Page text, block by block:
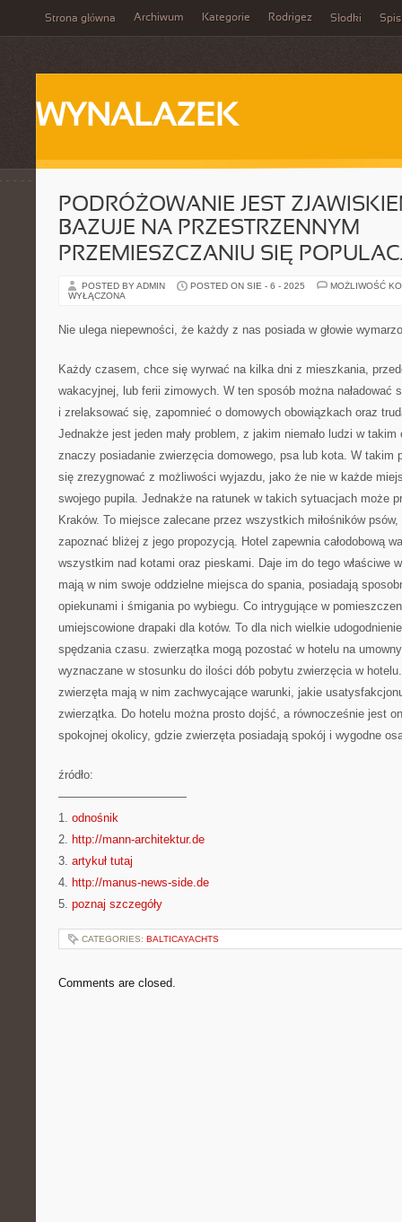
Strona główna Archiwum Kategorie Rodrigez Słodki Spis
WYNALAZEK
PODRÓŻOWANIE JEST
BAZUJE NA PRZESTRZENNYM
PRZEMIESZCZANIU SIĘ
POSTED BY ADMIN POSTED ON SIE - 6 - 2025
MOŻLIWOŚĆ
WYŁĄCZONA
Nie ulega niepewności, że każdy z nas posiada w głowie
Każdy czasem, chce się wyrwać na kilka dni z mieszkania,
wakacyjnej, lub ferii zimowych. W ten sposób można naładować
i zrelaksować się, zapomnieć o domowych obowiązkach oraz
Jednakże jest jeden mały problem, z jakim niemało ludzi w
znaczy posiadanie zwierzęcia domowego, psa lub kota. W takim
się zrezygnować z możliwości wyjazdu, jako że nie w każde
swojego pupila. Jednakże na ratunek w takich sytuacjach może
Kraków. To miejsce zalecane przez wszystkich miłośników
zapoznać bliżej z jego propozycją. Hotel zapewnia całodobową
wszystkim nad kotami oraz pieskami. Daje im do tego właściwe
mają w nim swoje oddzielne miejsca do spania, posiadają
opiekunami i śmigania po wybiegu. Co intrygujące w
umiejscowione drapaki dla kotów. To dla nich wielkie
spędzania czasu. zwierzątka mogą pozostać w hotelu na
wyznaczane w stosunku do ilości dób pobytu zwierzęcia w
zwierzęta mają w nim zachwycające warunki, jakie
zwierzątka. Do hotelu można prosto dojść, a równocześnie jest
spokojnej okolicy, gdzie zwierzęta posiadają spokój i wygodne
źródło:
———————————
1. odnośnik
2. http://mann-architektur.de
3. artykuł tutaj
4. http://manus-news-side.de
5. poznaj szczegóły
CATEGORIES: BALTICAYACHTS
Comments are closed.